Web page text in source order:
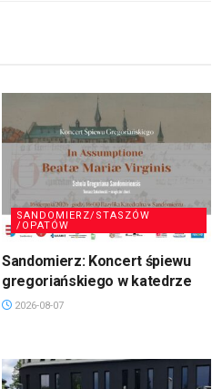
SANDOMIERZ/STASZÓW
/OPATÓW
Sandomierz: Koncert śpiewu
gregoriańskiego w katedrze
2026-08-07